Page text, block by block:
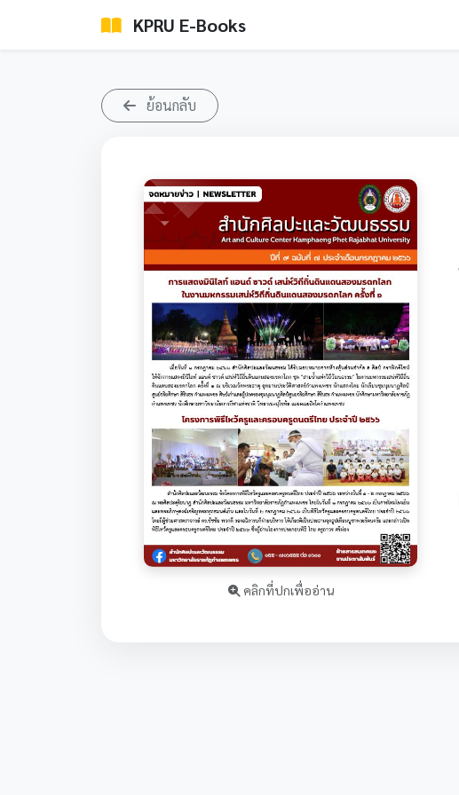
KPRU E-Books
ย้อนกลับ
คลิกที่ปกเพื่ออ่าน